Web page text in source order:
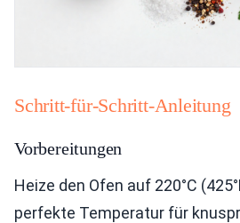
Schritt-für-Schritt-Anleitung
Vorbereitungen
Heize den Ofen auf 220°C
perfekte Temperatur für